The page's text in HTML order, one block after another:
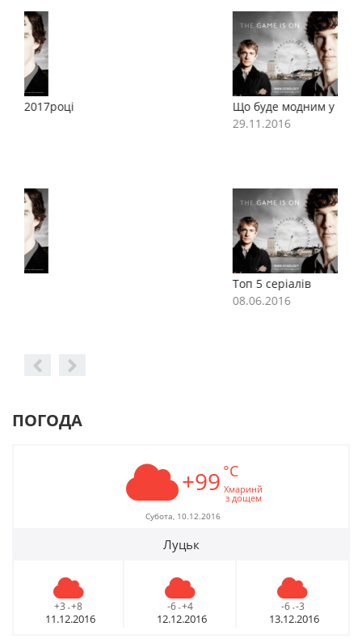
Що буде модним у 2017році
ПОГОДА
+99 °C
Хмаринй
з дощем
Субота, 10.12.2016
Луцьк
+3 - +8
11.12.2016
-6 - +4
12.12.2016
-6 - -3
13.12.2016